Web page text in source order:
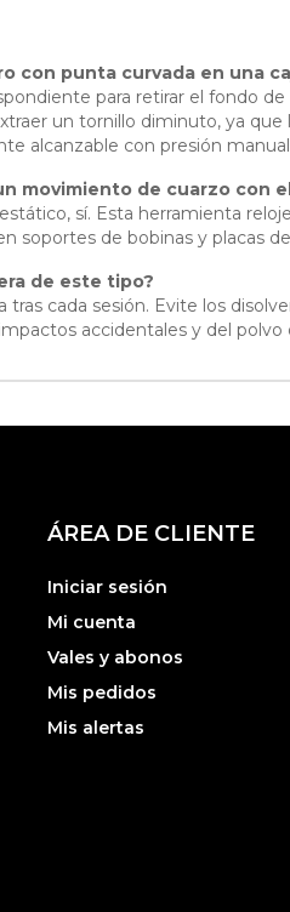
con punta curvada en una
para retirar el fondo
un tornillo diminuto, ya
alcanzable con presión
movimiento de cuarzo con
sí. Esta herramienta
soportes de bobinas y placas
de este tipo?
tras cada sesión. Evite los
accidentales y del
ÁREA DE CLIENTE
Iniciar sesión
Mi cuenta
Vales y abonos
Mis pedidos
Mis alertas